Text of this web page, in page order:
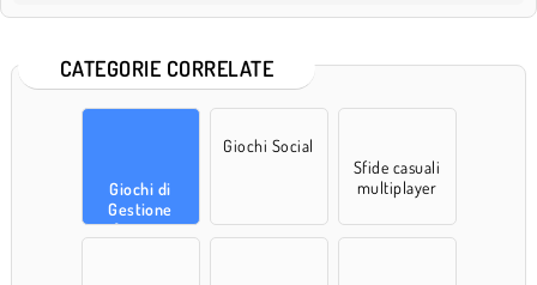
CATEGORIE CORRELATE
Giochi di
Gestione
fattoria
Giochi Social
Sfide casuali
multiplayer